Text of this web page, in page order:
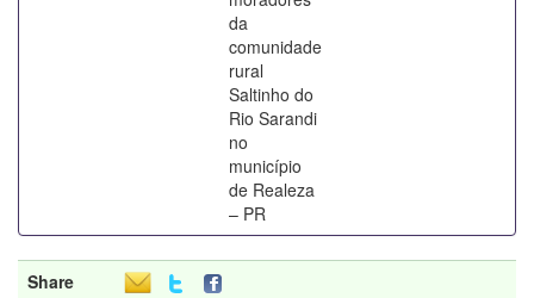
da
comunidade
rural
Saltinho do
Rio Sarandi
no
município
de Realeza
– PR
Share